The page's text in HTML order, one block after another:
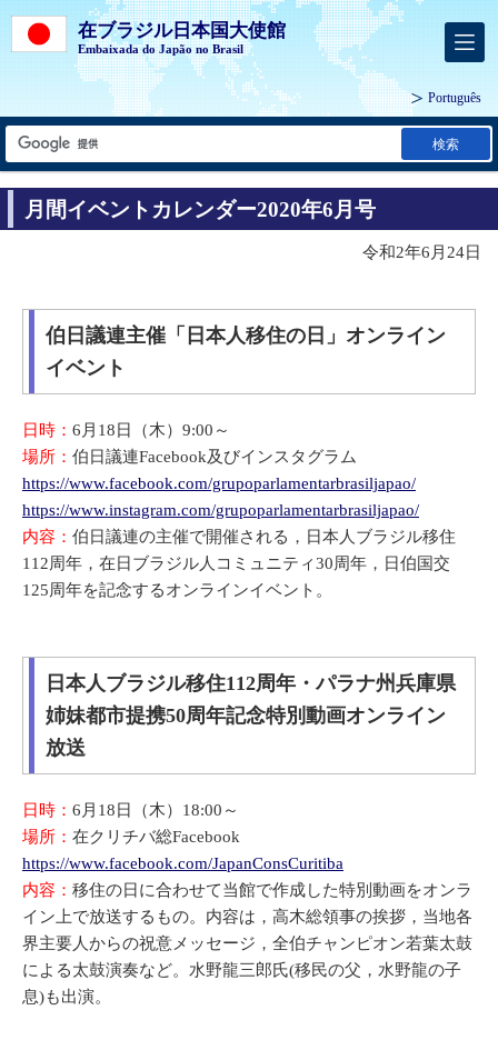
在ブラジル日本国大使館
Embaixada do Japão no Brasil
Português
検索
月間イベントカレンダー2020年6月号
令和2年6月24日
伯日議連主催「日本人移住の日」オンライン
イベント
日時： 6月18日（木）9:00～
場所： 伯日議連Facebook及びインスタグラム
https://www.facebook.com/grupoparlamentarbrasiljapao/
https://www.instagram.com/grupoparlamentarbrasiljapao/
内容： 伯日議連の主催で開催される，日本人ブラジル移住
112周年，在日ブラジル人コミュニティ30周年，日伯国交
125周年を記念するオンラインイベント。
日本人ブラジル移住112周年・パラナ州兵庫県
姉妹都市提携50周年記念特別動画オンライン
放送
日時： 6月18日（木）18:00～
場所： 在クリチバ総Facebook
https://www.facebook.com/JapanConsCuritiba
内容： 移住の日に合わせて当館で作成した特別動画をオンラ
イン上で放送するもの。内容は，高木総領事の挨拶，当地各
界主要人からの祝意メッセージ，全伯チャンピオン若葉太鼓
による太鼓演奏など。水野龍三郎氏(移民の父，水野龍の子
息)も出演。